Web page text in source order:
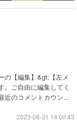
の【編集】&gt;【左メ
ご自由に編集してく
近のコメントカウン...
2023-08-31 14:00:43